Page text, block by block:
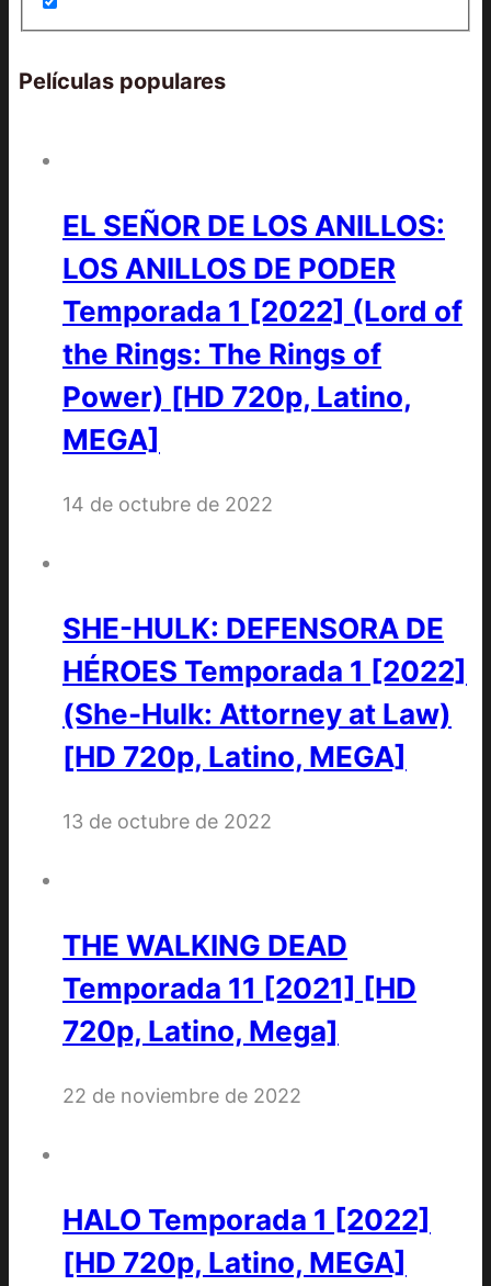
Películas populares
EL SEÑOR DE LOS ANILLOS:
LOS ANILLOS DE PODER
Temporada 1 [2022] (Lord of
the Rings: The Rings of
Power) [HD 720p, Latino,
MEGA]
14 de octubre de 2022
SHE-HULK: DEFENSORA DE
HÉROES Temporada 1 [2022]
(She-Hulk: Attorney at Law)
[HD 720p, Latino, MEGA]
13 de octubre de 2022
THE WALKING DEAD
Temporada 11 [2021] [HD
720p, Latino, Mega]
22 de noviembre de 2022
HALO Temporada 1 [2022]
[HD 720p, Latino, MEGA]